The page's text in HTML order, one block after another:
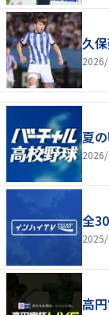
久
夏
全
高